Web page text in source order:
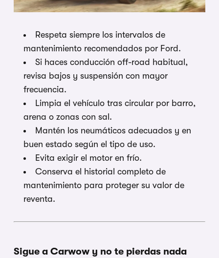
Respeta siempre los intervalos de
mantenimiento recomendados por Ford.
Si haces conducción off-road habitual,
revisa bajos y suspensión con mayor
frecuencia.
Limpia el vehículo tras circular por barro,
arena o zonas con sal.
Mantén los neumáticos adecuados y en
buen estado según el tipo de uso.
Evita exigir el motor en frío.
Conserva el historial completo de
mantenimiento para proteger su valor de
reventa.
Sigue a Carwow y no te pierdas nada